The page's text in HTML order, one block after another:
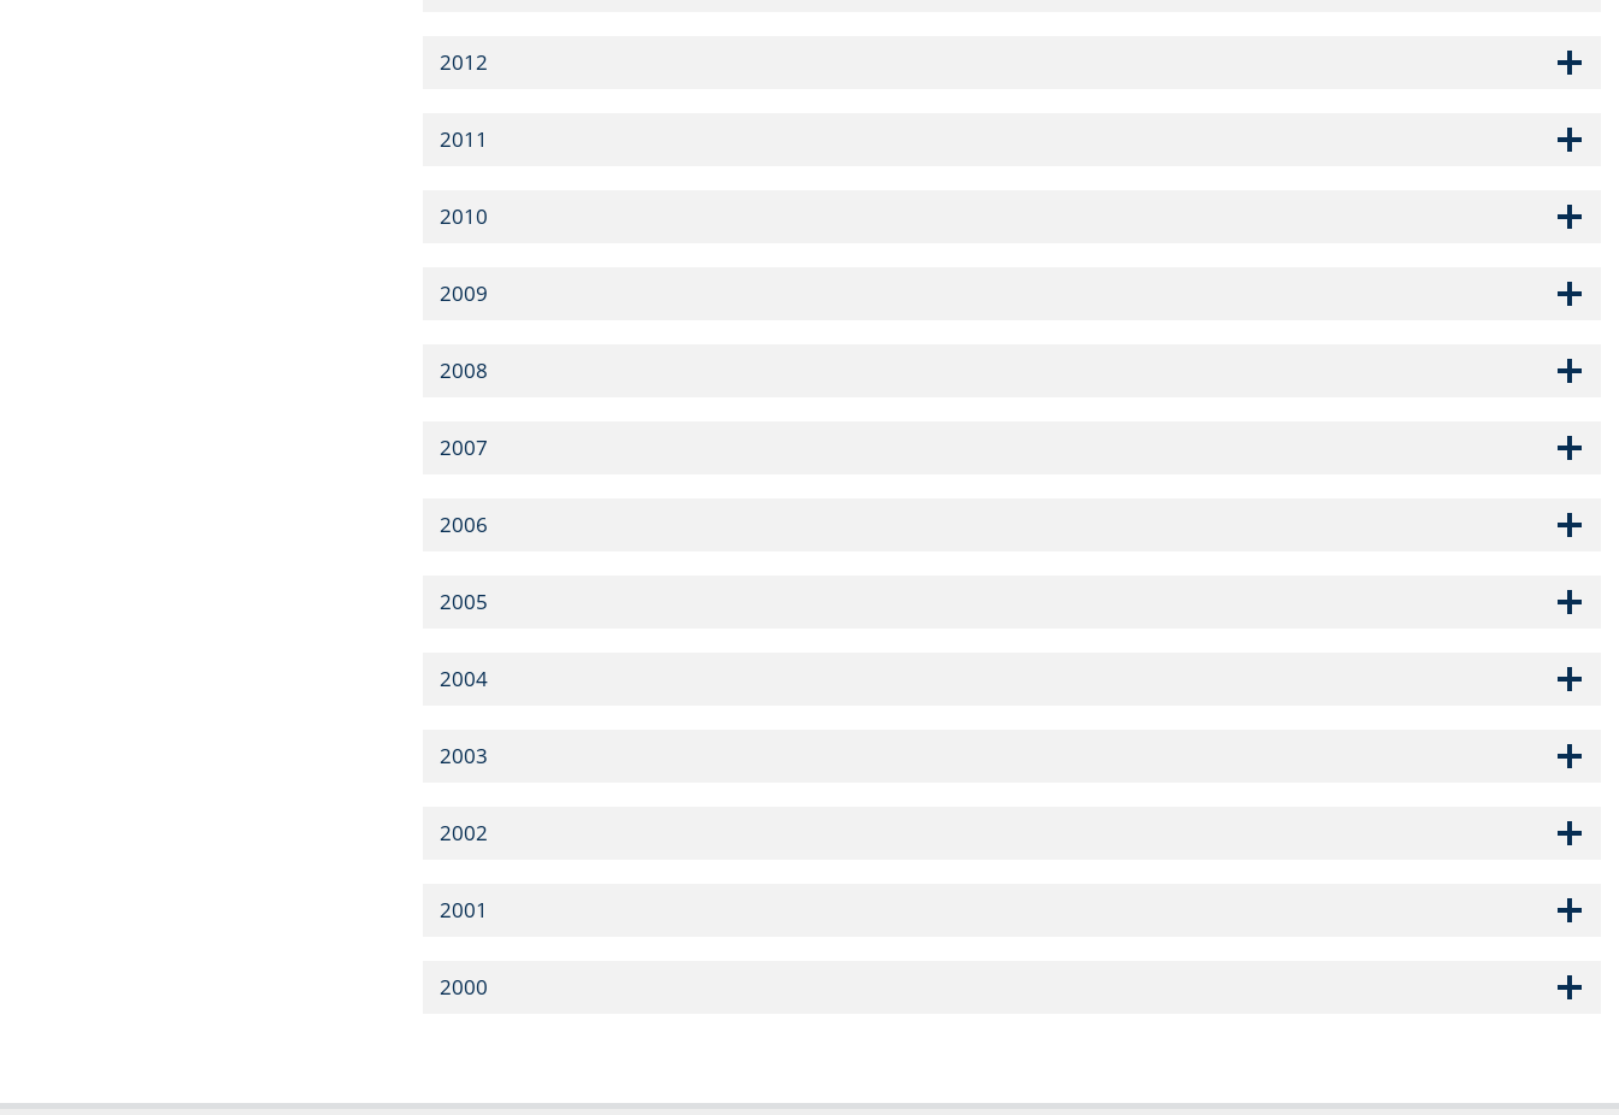
2012
2011
2010
2009
2008
2007
2006
2005
2004
2003
2002
2001
2000